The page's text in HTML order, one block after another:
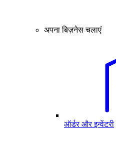
अपना बिज़नेस चलाएं
ऑर्डर और इन्वेंटरी